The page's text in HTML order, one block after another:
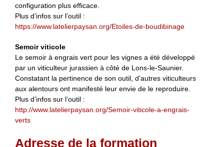
configuration plus efficace.
Plus d’infos sur l’outil :
https://www.latelierpaysan.org/Etoiles-de-boudibinage
Semoir viticole
Le semoir à engrais vert pour les vignes a été développé
par un viticulteur jurassien à côté de Lons-le-Saunier.
Constatant la pertinence de son outil, d’autres viticulteurs
aux alentours ont manifesté leur envie de le reproduire.
Plus d’infos sur l’outil :
http://www.latelierpaysan.org/Semoir-viticole-a-engrais-
verts
Adresse de la formation